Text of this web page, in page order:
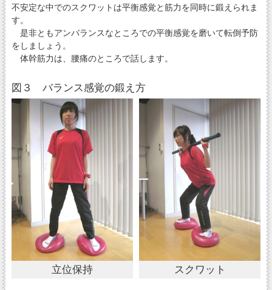
不安定な中でのスクワットは平衡感覚と筋力を同時に鍛えられま
す。
是非ともアンバランスなところでの平衡感覚を磨いて転倒予防
をしましょう。
体幹筋力は、腰痛のところで話します。
図３ バランス感覚の鍛え方
立位保持 スクワット